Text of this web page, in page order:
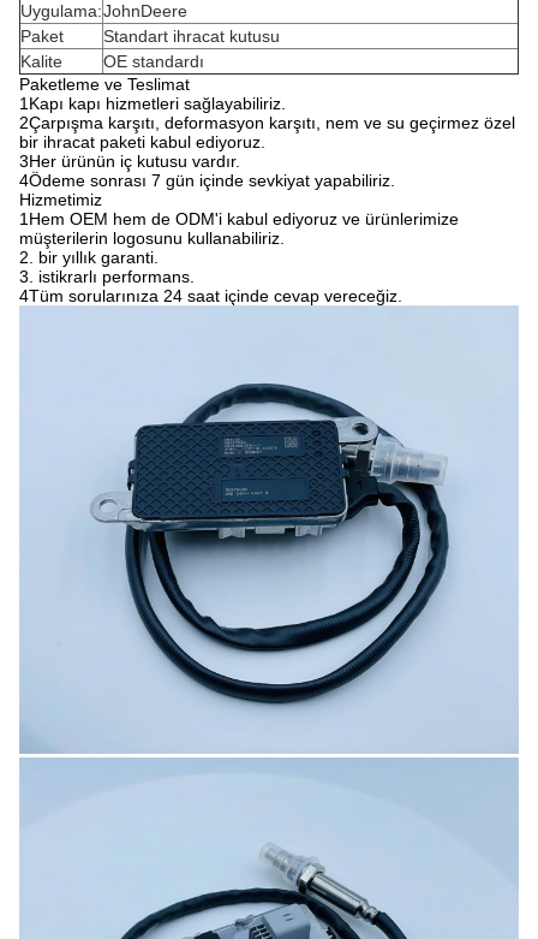
Uygulama:JohnDeere
Paket
Standart ihracat kutusu
Kalite
OE standardı
Paketleme ve Teslimat
1Kapı kapı hizmetleri sağlayabiliriz.
2Çarpışma karşıtı, deformasyon karşıtı, nem ve su geçirmez özel
bir ihracat paketi kabul ediyoruz.
3Her ürünün iç kutusu vardır.
4Ödeme sonrası 7 gün içinde sevkiyat yapabiliriz.
Hizmetimiz
1Hem OEM hem de ODM'i kabul ediyoruz ve ürünlerimize
müşterilerin logosunu kullanabiliriz.
2. bir yıllık garanti.
3. istikrarlı performans.
4Tüm sorularınıza 24 saat içinde cevap vereceğiz.